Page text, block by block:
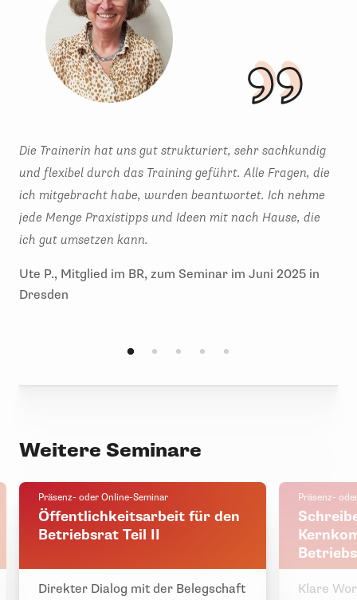
Die Trainerin hat uns gut strukturiert, sehr sachkundig
und flexibel durch das Training geführt. Alle Fragen, die
ich mitgebracht habe, wurden beantwortet. Ich nehme
jede Menge Praxistipps und Ideen mit nach Hause, die
ich gut umsetzen kann.
Ute P., Mitglied im BR, zum Seminar im Juni 2025 in
Dresden
Weitere Seminare
Präsenz- oder Online-Seminar
Öffentlichkeitsarbeit für den
Betriebsrat Teil II
Direkter Dialog mit der Belegschaft
Präsenz-
Klare